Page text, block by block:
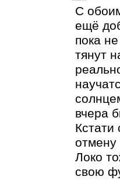
С
ещё
пока
тянут
вчера
отмену
Локо
свою